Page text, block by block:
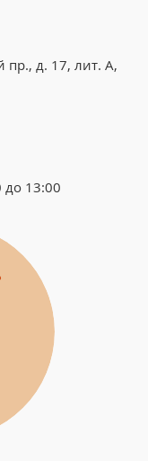
пр., д. 17, лит. А,
до 13:00